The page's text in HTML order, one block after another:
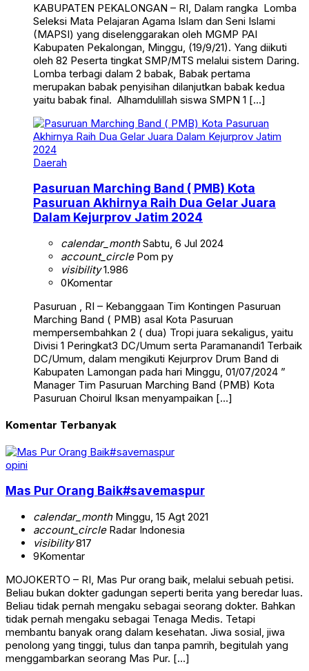
KABUPATEN PEKALONGAN – RI, Dalam rangka Lomba
Seleksi Mata Pelajaran Agama Islam dan Seni Islami
(MAPSI) yang diselenggarakan oleh MGMP PAI
Kabupaten Pekalongan, Minggu, (19/9/21). Yang diikuti
oleh 82 Peserta tingkat SMP/MTS melalui sistem Daring.
Lomba terbagi dalam 2 babak, Babak pertama
merupakan babak penyisihan dilanjutkan babak kedua
yaitu babak final. Alhamdulillah siswa SMPN 1 […]
Daerah
Pasuruan Marching Band ( PMB) Kota
Pasuruan Akhirnya Raih Dua Gelar Juara
Dalam Kejurprov Jatim 2024
calendar_monthSabtu, 6 Jul 2024
account_circlePom py
visibility1.986
0Komentar
Pasuruan , RI – Kebanggaan Tim Kontingen Pasuruan
Marching Band ( PMB) asal Kota Pasuruan
mempersembahkan 2 ( dua) Tropi juara sekaligus, yaitu
Divisi 1 Peringkat3 DC/Umum serta Paramanandi1 Terbaik
DC/Umum, dalam mengikuti Kejurprov Drum Band di
Kabupaten Lamongan pada hari Minggu, 01/07/2024 ”
Manager Tim Pasuruan Marching Band (PMB) Kota
Pasuruan Choirul Iksan menyampaikan […]
Komentar Terbanyak
opini
Mas Pur Orang Baik#savemaspur
calendar_monthMinggu, 15 Agt 2021
account_circleRadar Indonesia
visibility817
9Komentar
MOJOKERTO – RI, Mas Pur orang baik, melalui sebuah petisi.
Beliau bukan dokter gadungan seperti berita yang beredar luas.
Beliau tidak pernah mengaku sebagai seorang dokter. Bahkan
tidak pernah mengaku sebagai Tenaga Medis. Tetapi
membantu banyak orang dalam kesehatan. Jiwa sosial, jiwa
penolong yang tinggi, tulus dan tanpa pamrih, begitulah yang
menggambarkan seorang Mas Pur. […]